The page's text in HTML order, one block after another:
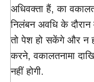
अधिवक्ता हैं, का
निलंबन अवधि के
तो पेश हो सकेंगे और न
करने, वकालतनामा
नहीं होगी.